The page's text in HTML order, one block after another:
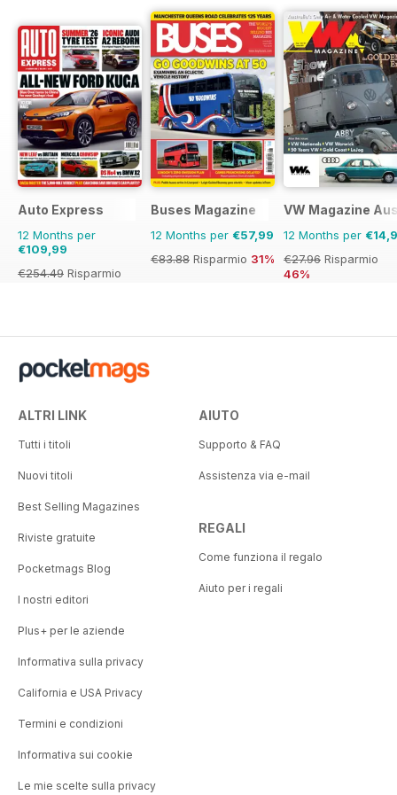
Auto Express
12 Months per
€109,99
€254.49 Risparmio
Buses Magazine
12 Months per €57,99
€83.88 Risparmio 31%
VW Magazine
12 Months per
€27.96 Risparmio
46%
ALTRI LINK
Tutti i titoli
Nuovi titoli
Best Selling Magazines
Riviste gratuite
Pocketmags Blog
I nostri editori
Plus+ per le aziende
Informativa sulla privacy
California e USA Privacy
Termini e condizioni
Informativa sui cookie
Le mie scelte sulla privacy
AIUTO
Supporto & FAQ
Assistenza via e-mail
REGALI
Come funziona il regalo
Aiuto per i regali